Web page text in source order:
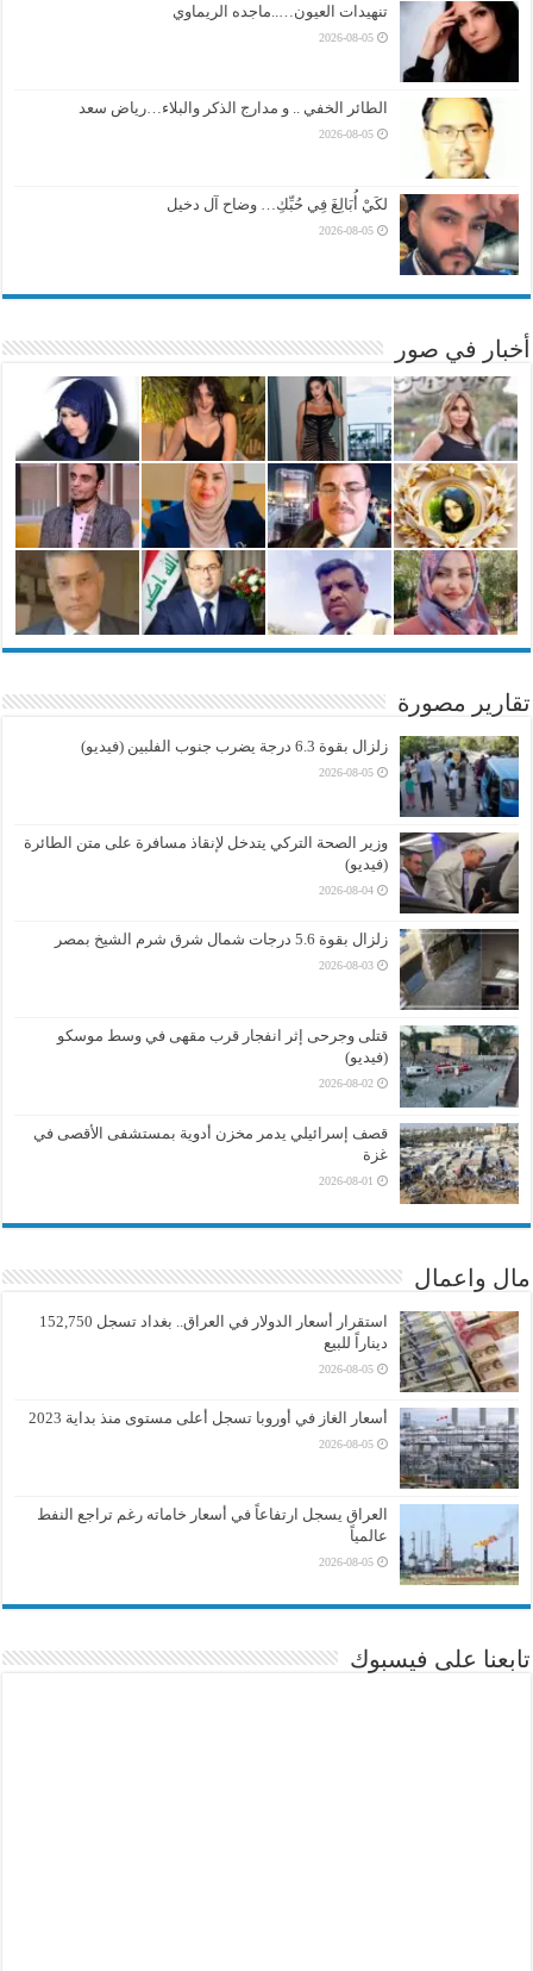
تنهيدات العيون…..ماجده الريماوي
2026-08-05
الطائر الخفي .. و مدارج الذكر والبلاء…رياض سعد
2026-08-05
لكَيْ أُبَالِغَ فِي حُبِّكِ… وضاح آل دخيل
2026-08-05
أخبار في صور
تقارير مصورة
زلزال بقوة 6.3 درجة يضرب جنوب الفلبين (فيديو)
2026-08-05
وزير الصحة التركي يتدخل لإنقاذ مسافرة على متن الطائرة
(فيديو)
2026-08-04
زلزال بقوة 5.6 درجات شمال شرق شرم الشيخ بمصر
2026-08-03
قتلى وجرحى إثر انفجار قرب مقهى في وسط موسكو
(فيديو)
2026-08-02
قصف إسرائيلي يدمر مخزن أدوية بمستشفى الأقصى في
غزة
2026-08-01
مال واعمال
استقرار أسعار الدولار في العراق.. بغداد تسجل 152,750
ديناراً للبيع
2026-08-05
أسعار الغاز في أوروبا تسجل أعلى مستوى منذ بداية 2023
2026-08-05
العراق يسجل ارتفاعاً في أسعار خاماته رغم تراجع النفط
عالمياً
2026-08-05
تابعنا على فيسبوك